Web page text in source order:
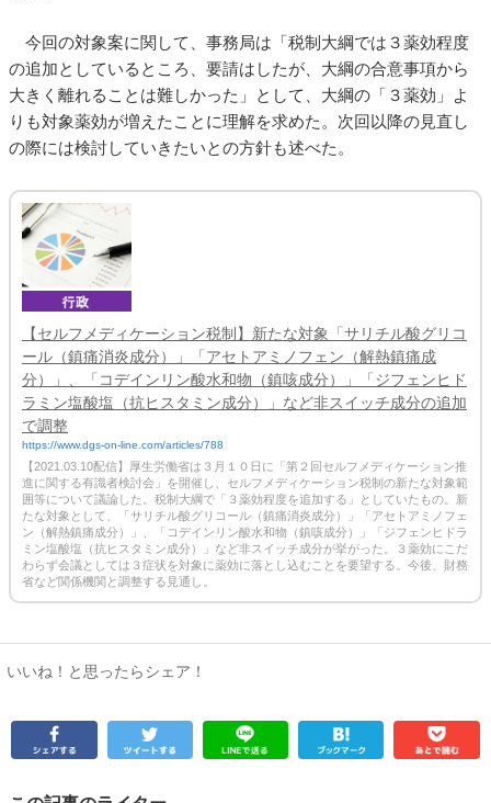
今回の対象案に関して、事務局は「税制大綱では３薬効程度
の追加としているところ、要請はしたが、大綱の合意事項から
大きく離れることは難しかった」として、大綱の「３薬効」よ
りも対象薬効が増えたことに理解を求めた。次回以降の見直し
の際には検討していきたいとの方針も述べた。
【セルフメディケーション税制】新たな対象「サリチル酸グリコ
ール（鎮痛消炎成分）」「アセトアミノフェン（解熱鎮痛成
分）」、「コデインリン酸水和物（鎮咳成分）」「ジフェンヒド
ラミン塩酸塩（抗ヒスタミン成分）」など非スイッチ成分の追加
で調整
https://www.dgs-on-line.com/articles/788
【2021.03.10配信】厚生労働省は３月１０日に「第２回セルフメディケーション推
進に関する有識者検討会」を開催し、セルフメディケーション税制の新たな対象範
囲等について議論した。税制大綱で「３薬効程度を追加する」としていたもの。新
たな対象として、「サリチル酸グリコール（鎮痛消炎成分）」「アセトアミノフェ
ン（解熱鎮痛成分）」、「コデインリン酸水和物（鎮咳成分）」「ジフェンヒドラ
ミン塩酸塩（抗ヒスタミン成分）」など非スイッチ成分が挙がった。３薬効にこだ
わらず会議としては３症状を対象に薬効に落とし込むことを要望する。今後、財務
省など関係機関と調整する見通し。
いいね！と思ったらシェア！